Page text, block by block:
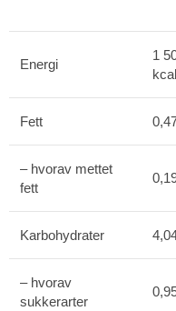
Energi
1
kcal
Fett
– hvorav mettet
fett
Karbohydrater
– hvorav
sukkerarter